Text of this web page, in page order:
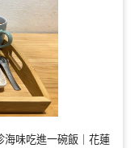
海味吃進一碗飯｜花蓮